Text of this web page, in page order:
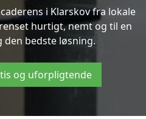
i Klarskov fra lokale
hurtigt, nemt og til en
bedste løsning.
og uforpligtende